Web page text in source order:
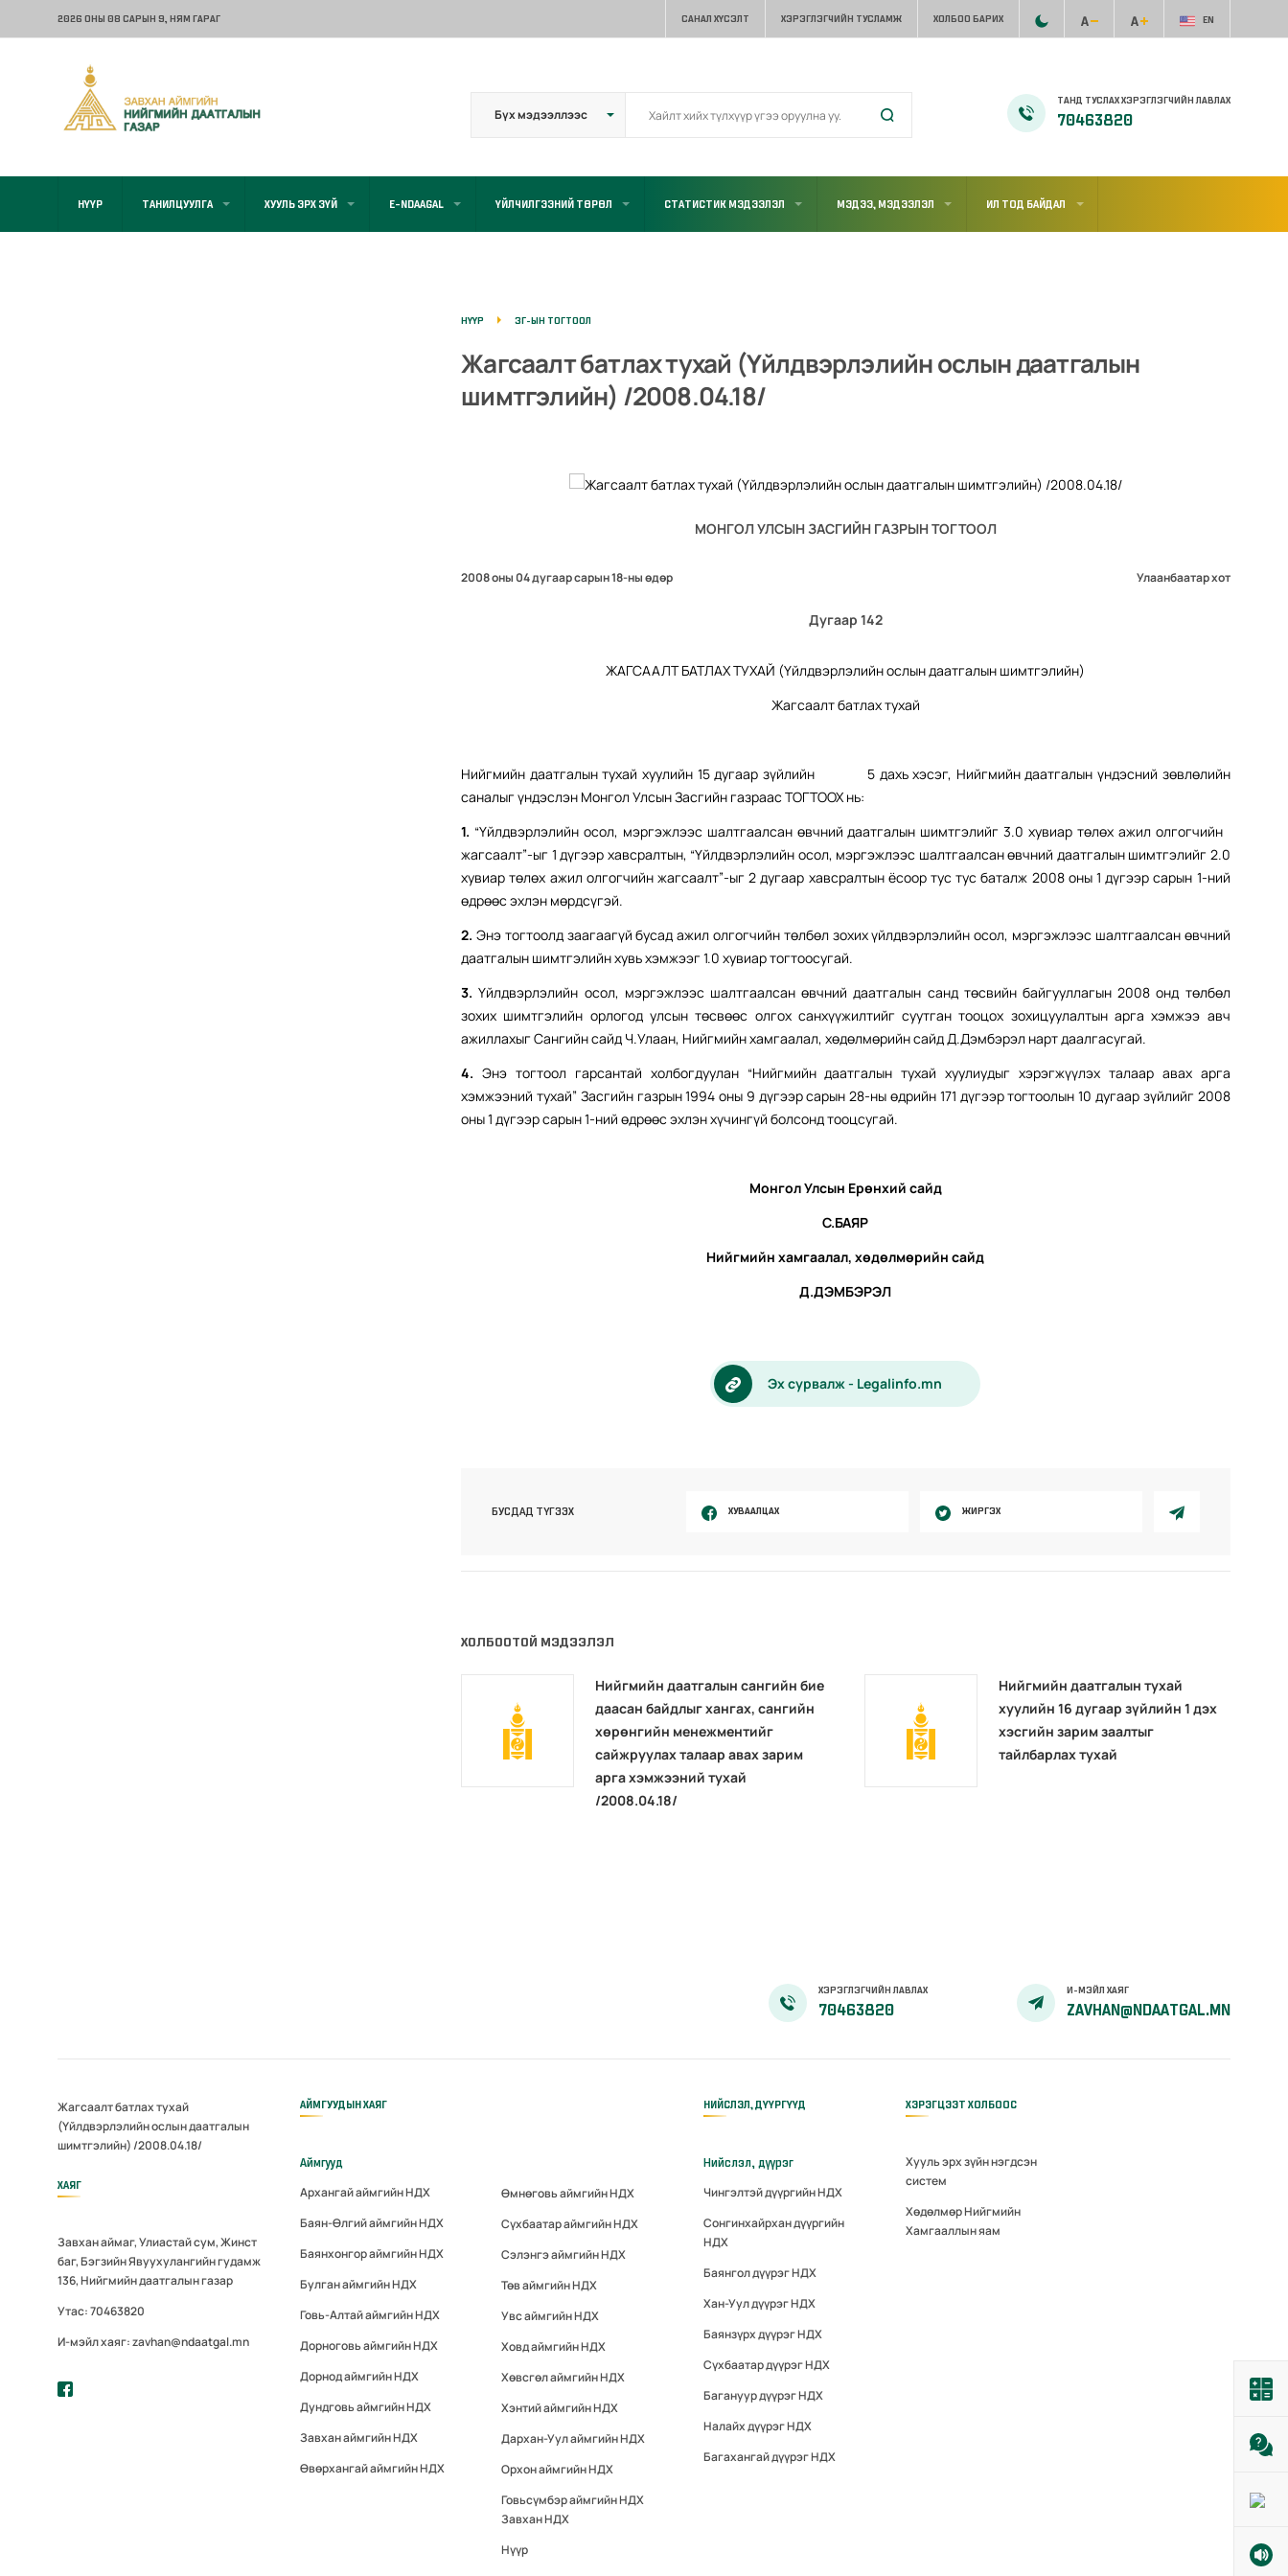
2026 ОНЫ 08 САРЫН 9, НЯМ ГАРАГ САНАЛ ХҮСЭЛТ ХЭРЭГЛЭГЧИЙН ТУСЛАМЖ ХОЛБОО БАРИХ EN
ТАНД ТУСЛАХ ХЭРЭГЛЭГЧИЙН ЛАВЛАХ
70463820
НҮҮР ТАНИЛЦУУЛГА ХУУЛЬ ЭРХ ЗҮЙ E-NDAAGAL ҮЙЛЧИЛГЭЭНИЙ ТӨРӨЛ СТАТИСТИК МЭДЭЭЛЭЛ МЭДЭЭ, МЭДЭЭЛЭЛ ИЛ ТОД БАЙДАЛ
НҮҮР ЗГ-ЫН ТОГТООЛ
Жагсаалт батлах тухай (Үйлдвэрлэлийн ослын даатгалын
шимтгэлийн) /2008.04.18/
МОНГОЛ УЛСЫН ЗАСГИЙН ГАЗРЫН ТОГТООЛ
2008 оны 04 дугаар сарын 18-ны өдөр Улаанбаатар хот
Дугаар 142
ЖАГСААЛТ БАТЛАХ ТУХАЙ (Үйлдвэрлэлийн ослын даатгалын шимтгэлийн)
Жагсаалт батлах тухай
Нийгмийн даатгалын тухай хуулийн 15 дугаар зүйлийн 5 дахь хэсэг, Нийгмийн даатгалын үндэсний зөвлөлийн
саналыг үндэслэн Монгол Улсын Засгийн газраас ТОГТООХ нь:
1. “Үйлдвэрлэлийн осол, мэргэжлээс шалтгаалсан өвчний даатгалын шимтгэлийг 3.0 хувиар төлөх ажил олгогчийн
жагсаалт”-ыг 1 дүгээр хавсралтын, “Үйлдвэрлэлийн осол, мэргэжлээс шалтгаалсан өвчний даатгалын шимтгэлийг 2.0
хувиар төлөх ажил олгогчийн жагсаалт”-ыг 2 дугаар хавсралтын ёсоор тус тус баталж 2008 оны 1 дүгээр сарын 1-ний
өдрөөс эхлэн мөрдсүгэй.
2. Энэ тогтоолд заагаагүй бусад ажил олгогчийн төлбөл зохих үйлдвэрлэлийн осол, мэргэжлээс шалтгаалсан өвчний
даатгалын шимтгэлийн хувь хэмжээг 1.0 хувиар тогтоосугай.
3. Үйлдвэрлэлийн осол, мэргэжлээс шалтгаалсан өвчний даатгалын санд төсвийн байгууллагын 2008 онд төлбөл
зохих шимтгэлийн орлогод улсын төсвөөс олгох санхүүжилтийг суутган тооцох зохицуулалтын арга хэмжээ авч
ажиллахыг Сангийн сайд Ч.Улаан, Нийгмийн хамгаалал, хөдөлмөрийн сайд Д.Дэмбэрэл нарт даалгасугай.
4. Энэ тогтоол гарсантай холбогдуулан “Нийгмийн даатгалын тухай хуулиудыг хэрэгжүүлэх талаар авах арга
хэмжээний тухай” Засгийн газрын 1994 оны 9 дүгээр сарын 28-ны өдрийн 171 дүгээр тогтоолын 10 дугаар зүйлийг 2008
оны 1 дүгээр сарын 1-ний өдрөөс эхлэн хүчингүй болсонд тооцсугай.
Монгол Улсын Ерөнхий сайд
С.БАЯР
Нийгмийн хамгаалал, хөдөлмөрийн сайд
Д.ДЭМБЭРЭЛ
Эх сурвалж - Legalinfo.mn
БУСДАД ТҮГЭЭХ ХУВААЛЦАХ ЖИРГЭХ
ХОЛБООТОЙ МЭДЭЭЛЭЛ
Нийгмийн даатгалын сангийн бие
даасан байдлыг хангах, сангийн
хөрөнгийн менежментийг
сайжруулах талаар авах зарим
арга хэмжээний тухай
/2008.04.18/
Нийгмийн даатгалын тухай
хуулийн 16 дугаар зүйлийн 1 дэх
хэсгийн зарим заалтыг
тайлбарлах тухай
ХЭРЭГЛЭГЧИЙН ЛАВЛАХ
70463820
И-МЭЙЛ ХАЯГ
ZAVHAN@NDAATGAL.MN
Жагсаалт батлах тухай
(Үйлдвэрлэлийн ослын даатгалын
шимтгэлийн) /2008.04.18/
ХАЯГ
Завхан аймаг, Улиастай сум, Жинст
баг, Бэгзийн Явуухулангийн гудамж
136, Нийгмийн даатгалын газар
Утас: 70463820
И-мэйл хаяг: zavhan@ndaatgal.mn
АЙМГУУДЫН ХАЯГ
Аймгууд
Архангай аймгийн НДХ
Баян-Өлгий аймгийн НДХ
Баянхонгор аймгийн НДХ
Булган аймгийн НДХ
Говь-Алтай аймгийн НДХ
Дорноговь аймгийн НДХ
Дорнод аймгийн НДХ
Дундговь аймгийн НДХ
Завхан аймгийн НДХ
Өвөрхангай аймгийн НДХ
Өмнөговь аймгийн НДХ
Сүхбаатар аймгийн НДХ
Сэлэнгэ аймгийн НДХ
Төв аймгийн НДХ
Увс аймгийн НДХ
Ховд аймгийн НДХ
Хөвсгөл аймгийн НДХ
Хэнтий аймгийн НДХ
Дархан-Уул аймгийн НДХ
Орхон аймгийн НДХ
Говьсүмбэр аймгийн НДХ
Завхан НДХ
Нүүр
НИЙСЛЭЛ, ДҮҮРГҮҮД
Нийслэл, дүүрэг
Чингэлтэй дүүргийн НДХ
Сонгинхайрхан дүүргийн
НДХ
Баянгол дүүрэг НДХ
Хан-Уул дүүрэг НДХ
Баянзүрх дүүрэг НДХ
Сүхбаатар дүүрэг НДХ
Багануур дүүрэг НДХ
Налайх дүүрэг НДХ
Багахангай дүүрэг НДХ
ХЭРЭГЦЭЭТ ХОЛБООС
Хууль эрх зүйн нэгдсэн
систем
Хөдөлмөр Нийгмийн
Хамгааллын яам